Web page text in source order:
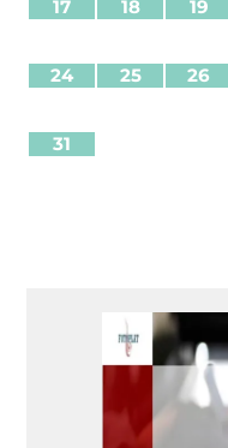
17 18 19
24 25 26
31